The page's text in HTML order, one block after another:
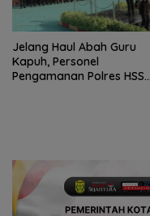
Jelang Haul Abah Guru
Kapuh, Personel
Pengamanan Polres HSS